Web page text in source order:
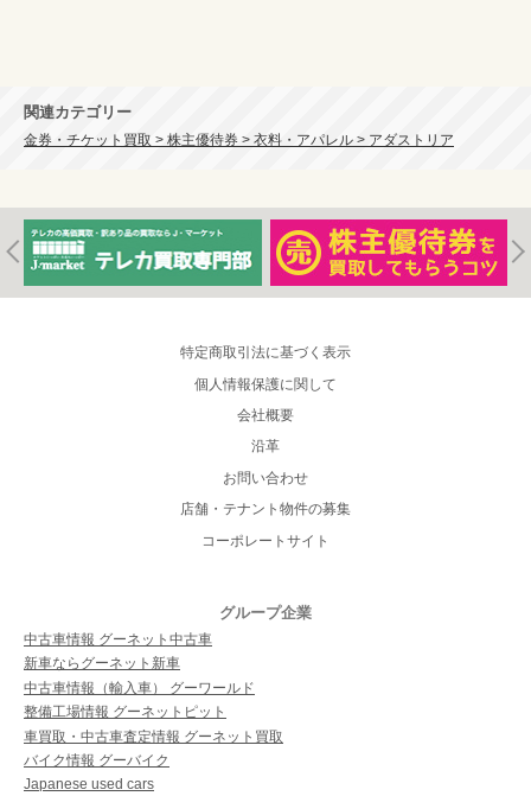
関連カテゴリー
金券・チケット買取 > 株主優待券 > 衣料・アパレル > アダストリア
特定商取引法に基づく表示
個人情報保護に関して
会社概要
沿革
お問い合わせ
店舗・テナント物件の募集
コーポレートサイト
グループ企業
中古車情報 グーネット中古車
新車ならグーネット新車
中古車情報（輸入車） グーワールド
整備工場情報 グーネットピット
車買取・中古車査定情報 グーネット買取
バイク情報 グーバイク
Japanese used cars